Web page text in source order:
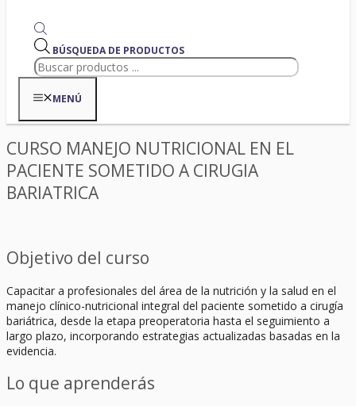
BÚSQUEDA DE PRODUCTOS
MENÚ
CURSO MANEJO NUTRICIONAL EN EL
PACIENTE SOMETIDO A CIRUGIA
BARIATRICA
Objetivo del curso ​
Capacitar a profesionales del área de la nutrición y la salud en el
manejo clínico-nutricional integral del paciente sometido a cirugía
bariátrica, desde la etapa preoperatoria hasta el seguimiento a
largo plazo, incorporando estrategias actualizadas basadas en la
evidencia.
Lo que aprenderás